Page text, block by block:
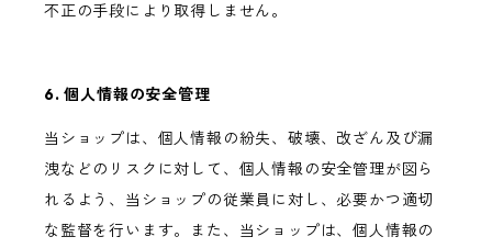
不正の手段により取得しません。
6. 個人情報の安全管理
当ショップは、個人情報の紛失、破壊、改ざん及び漏
洩などのリスクに対して、個人情報の安全管理が図ら
れるよう、当ショップの従業員に対し、必要かつ適切
な監督を行います。また、当ショップは、個人情報の